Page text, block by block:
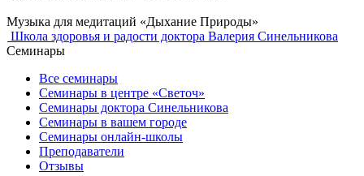
Музыка для медитаций «Дыхание Природы»
Школа здоровья и радости доктора Валерия Синельникова
Семинары
Все семинары
Семинары в центре «Светоч»
Семинары доктора Синельникова
Семинары в вашем городе
Семинары онлайн-школы
Преподаватели
Отзывы